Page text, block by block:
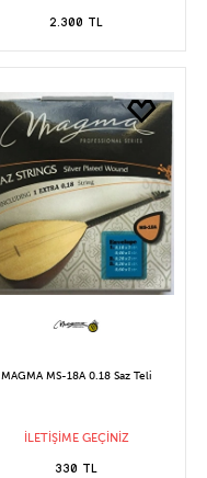
2.300 TL
MAGMA MS-18A 0.18 Saz Teli
İLETİŞİME GEÇİNİZ
330 TL